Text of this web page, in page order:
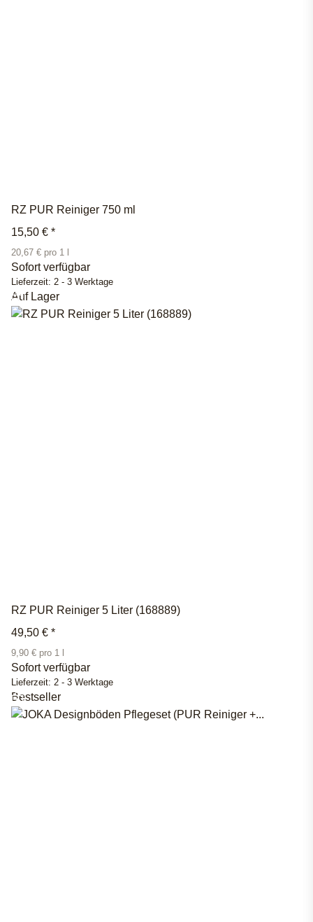
RZ PUR Reiniger 750 ml
15,50 € *
20,67 € pro 1 l
Sofort verfügbar
Lieferzeit: 2 - 3 Werktage
Auf Lager
RZ PUR Reiniger 5 Liter (168889)
49,50 € *
9,90 € pro 1 l
Sofort verfügbar
Lieferzeit: 2 - 3 Werktage
Bestseller